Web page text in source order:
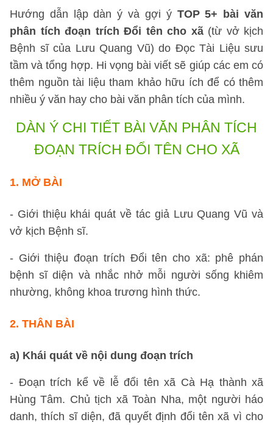
Hướng dẫn lập dàn ý và gợi ý TOP 5+ bài văn
phân tích đoạn trích Đổi tên cho xã(từ vở kịch
Bệnh sĩ của Lưu Quang Vũ) do Đọc Tài Liệu sưu
tầm và tổng hợp. Hi vọng bài viết sẽ giúp các em có
thêm nguồn tài liệu tham khảo hữu ích để có thêm
nhiều ý văn hay cho bài văn phân tích của mình.
DÀN Ý CHI TIẾT BÀI VĂN PHÂN TÍCH
ĐOẠN TRÍCH ĐỔI TÊN CHO XÃ
1. MỞ BÀI
- Giới thiệu khái quát về tác giả Lưu Quang Vũ và
vở kịch Bệnh sĩ.
- Giới thiệu đoạn trích Đổi tên cho xã: phê phán
bệnh sĩ diện và nhắc nhở mỗi người sống khiêm
nhường, không khoa trương hình thức.
2. THÂN BÀI
a) Khái quát về nội dung đoạn trích
- Đoạn trích kể về lễ đổi tên xã Cà Hạ thành xã
Hùng Tâm. Chủ tịch xã Toàn Nha, một người háo
danh, thích sĩ diện, đã quyết định đổi tên xã vì cho